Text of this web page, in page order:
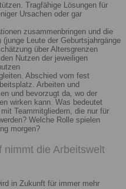
Tragfähige Lösungen für
Ursachen oder gar
zusammenbringen und die
Leute der Geburtsjahrgänge
über Altersgrenzen
Nutzen der jeweiligen
Abschied vom fest
Arbeiten und
und bevorzugt da, wo der
wirken kann. Was bedeutet
Teammitgliedern, die nur für
Welche Rolle spielen
morgen?
nimmt die Arbeitswelt
in Zukunft für immer mehr